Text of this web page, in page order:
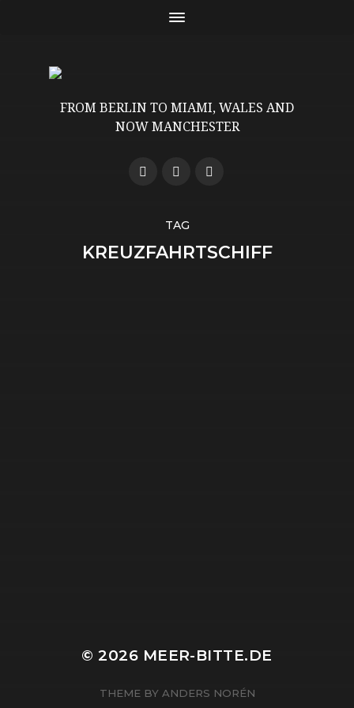
FROM BERLIN TO MIAMI, WALES AND
NOW MANCHESTER
TAG
KREUZFAHRTSCHIFF
© 2026 MEER-BITTE.DE
THEME BY ANDERS NORÉN